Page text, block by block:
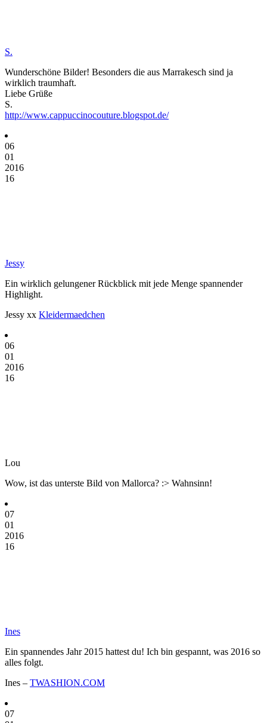
S.
Wunderschöne Bilder! Besonders die aus Marrakesch sind ja
wirklich traumhaft.
Liebe Grüße
S.
http://www.cappuccinocouture.blogspot.de/
06
01
2016
16
Jessy
Ein wirklich gelungener Rückblick mit jede Menge spannender
Highlight.
Jessy xx Kleidermaedchen
06
01
2016
16
Lou
Wow, ist das unterste Bild von Mallorca? :> Wahnsinn!
07
01
2016
16
Ines
Ein spannendes Jahr 2015 hattest du! Ich bin gespannt, was 2016 so
alles folgt.
Ines – TWASHION.COM
07